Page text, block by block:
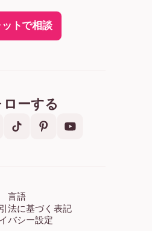
トで相談
ローする
言語
法に基づく表記
バシー設定